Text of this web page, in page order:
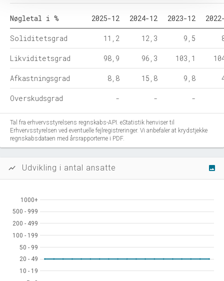
Nøgletal i % 2025-12 2024-12 2023-12
Soliditetsgrad 11,2 12,3 9,5
Likviditetsgrad 98,9 96,3 103,1
Afkastningsgrad 8,8 15,8 9,8
Overskudsgrad - - -
Tal fra erhvervsstyrelsens regnskabs-API. eStatistik henviser til
Erhvervsstyrelsen ved eventuelle fejlregistreringer. Vi anbefaler at krydstjekke
regnskabsdataen med årsrapporterne i PDF.
show_chart Udvikling i antal ansatte image
10 - 19
10 - 19
20 - 49
20 - 49
50 - 99
50 - 99
100 - 199
100 - 199
200 - 499
200 - 499
500 - 999
500 - 999
1000+
1000+